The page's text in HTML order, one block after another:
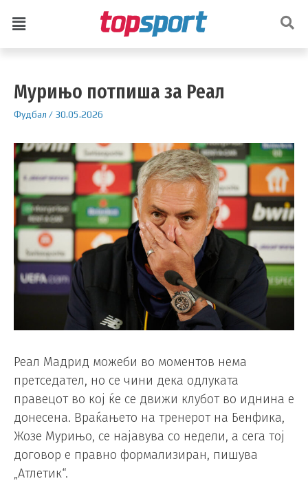
Мурињо потпиша за Реал
Фудбал / 30.05.2026
Реал Мадрид можеби во моментов нема
претседател, но се чини дека одлуката
правецот во кој ќе се движи клубот во иднина е
донесена. Враќањето на тренерот на Бенфика,
Жозе Мурињо, се најавува со недели, а сега тој
договор е правно формализиран, пишува
„Атлетик“.